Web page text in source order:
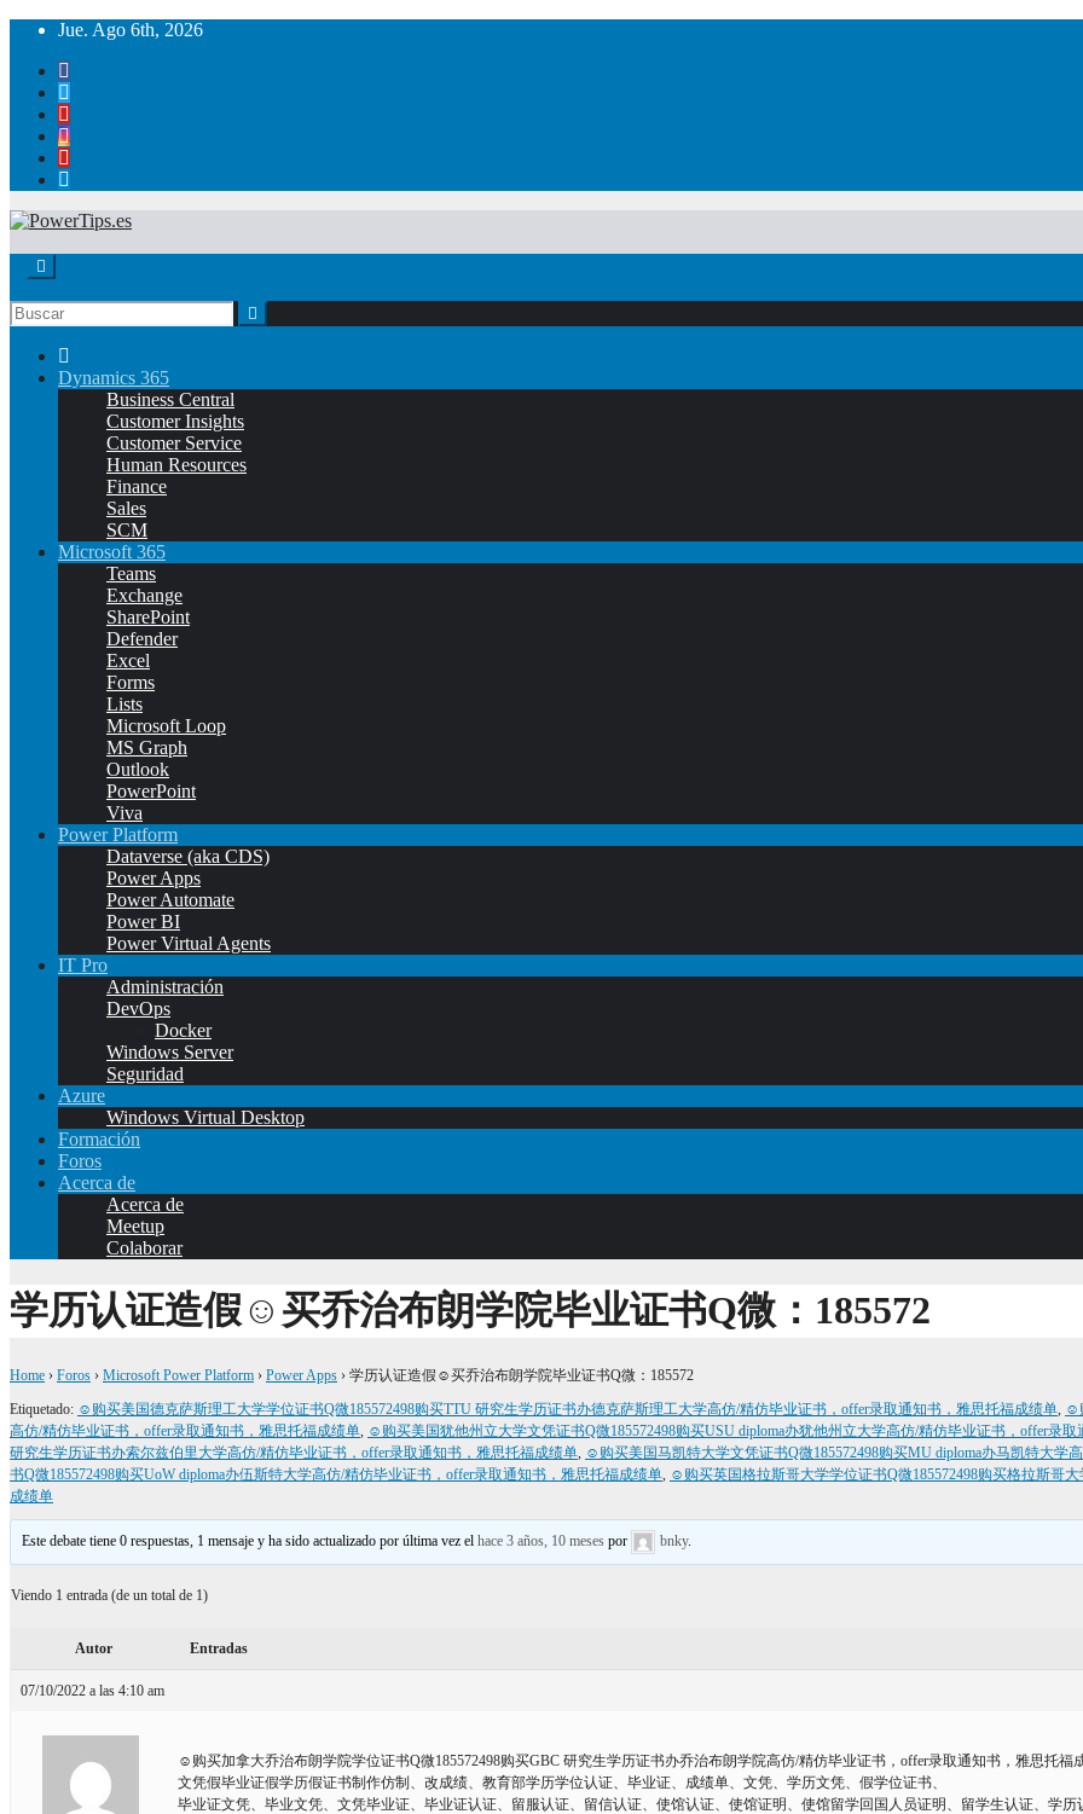
Jue. Ago 6th, 2026
Dynamics 365
Business Central
Customer Insights
Customer Service
Human Resources
Finance
Sales
SCM
Microsoft 365
Teams
Exchange
SharePoint
Defender
Excel
Forms
Lists
Microsoft Loop
MS Graph
Outlook
PowerPoint
Viva
Power Platform
Dataverse (aka CDS)
Power Apps
Power Automate
Power BI
Power Virtual Agents
IT Pro
Administración
DevOps
Docker
Windows Server
Seguridad
Azure
Windows Virtual Desktop
Formación
Foros
Acerca de
Acerca de
Meetup
Colaborar
学历认证造假☺买乔治布朗学院毕业证书Q微：185572
Home › Foros › Microsoft Power Platform › Power Apps › 学历认证造假☺买乔治布朗学院毕业证书Q微：185572
Etiquetado: ☺购买美国德克萨斯理工大学学位证书Q微185572498购买TTU 研究生学历证书办德克萨斯理工大学高仿/精仿毕业证书，offer录取通知书，雅思托福成绩单, ☺
高仿/精仿毕业证书，offer录取通知书，雅思托福成绩单, ☺购买美国犹他州立大学文凭证书Q微185572498购买USU diploma办犹他州立大学高仿/精仿毕业证书，offer录
研究生学历证书办索尔兹伯里大学高仿/精仿毕业证书，offer录取通知书，雅思托福成绩单, ☺购买美国马凯特大学文凭证书Q微185572498购买MU diploma办马凯特大学
书Q微185572498购买UoW diploma办伍斯特大学高仿/精仿毕业证书，offer录取通知书，雅思托福成绩单, ☺购买英国格拉斯哥大学学位证书Q微185572498购买格拉斯哥
成绩单
Este debate tiene 0 respuestas, 1 mensaje y ha sido actualizado por última vez elhace 3 años, 10 meses por bnky.
Viendo 1 entrada (de un total de 1)
Autor Entradas
07/10/2022 a las 4:10 am
☺购买加拿大乔治布朗学院学位证书Q微185572498购买GBC 研究生学历证书办乔治布朗学院高仿/精仿毕业证书，offer录取通知书，雅思托
文凭假毕业证假学历假证书制作仿制、改成绩、教育部学历学位认证、毕业证、成绩单、文凭、学历文凭、假学位证书、
毕业证文凭、毕业文凭、文凭毕业证、毕业证认证、留服认证、留信认证、使馆认证、使馆证明、使馆留学回国人员证明、留学生认证、学历